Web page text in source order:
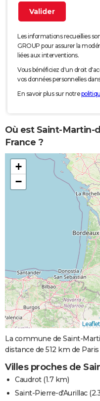
Les informations recueillies
GROUP pour assurer la
liées aux interventions.
Vous bénéficiez d'un droit
vos données personnelles
En savoir plus sur notre
Où est Saint-Martin-
France ?
+
−
Leaflet
La commune de Saint-
distance de 512 km de Paris
Villes proches de
Caudrot(1.7 km)
Saint-Pierre-d'Aurillac